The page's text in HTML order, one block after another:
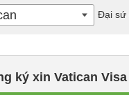
ký xin Vatican
Đại sứ